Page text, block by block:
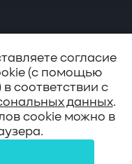
согласие
(с помощью
соответствии с
данных.
cookie можно в